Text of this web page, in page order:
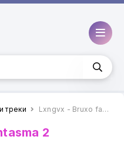
треки Lxngvx - Bruxo fantasma 2
2